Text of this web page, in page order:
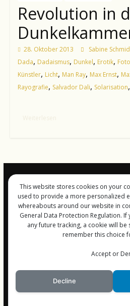
Revolution in
28. Oktober 2013 Sabine
Dada, Dadaismus, Dunkel, Erotik,
Künstler, Licht, Man Ray, Max Ernst,
Rayografie, Salvador Dali, Solarisation,
Weiterlesen
FreiGeist-
This website stores cookies on your
used to provide a more personalized
whereabouts around our website in
General Data Protection Regulation.
any future tracking, a cookie will
remember this choice
Accept or
Decline